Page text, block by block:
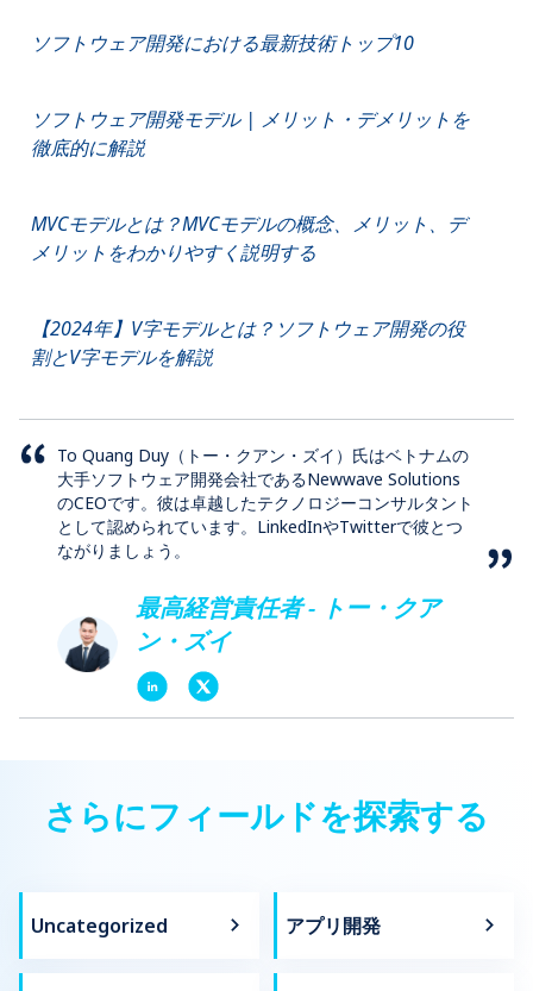
ソフトウェア開発における最新技術トップ10
ソフトウェア開発モデル | メリット・デメリットを
徹底的に解説
MVCモデルとは？MVCモデルの概念、メリット、デ
メリットをわかりやすく説明する
【2024年】V字モデルとは？ソフトウェア開発の役
割とV字モデルを解説
To Quang Duy（トー・クアン・ズイ）氏はベトナムの
大手ソフトウェア開発会社であるNewwave Solutions
のCEOです。彼は卓越したテクノロジーコンサルタント
として認められています。LinkedInやTwitterで彼とつ
ながりましょう。
最高経営責任者 - トー・クア
ン・ズイ
さらにフィールドを探索する
Uncategorized アプリ開発